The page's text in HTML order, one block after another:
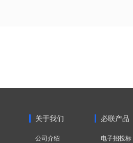
关于我们
公司介绍
必联产品
电子招投标